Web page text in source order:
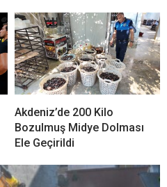
Akdeniz’de 200 Kilo
Bozulmuş Midye Dolması
Ele Geçirildi